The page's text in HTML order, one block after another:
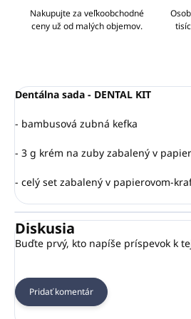
Nakupujte za veľkoobchodné
ceny už od malých objemov.
Dentálna sada - DENTAL KIT
- bambusová zubná kefka
- 3 g krém na zuby zabalený v
- celý set zabalený v papierovom-
Diskusia
Buďte prvý, kto napíše príspevok k
Pridať komentár